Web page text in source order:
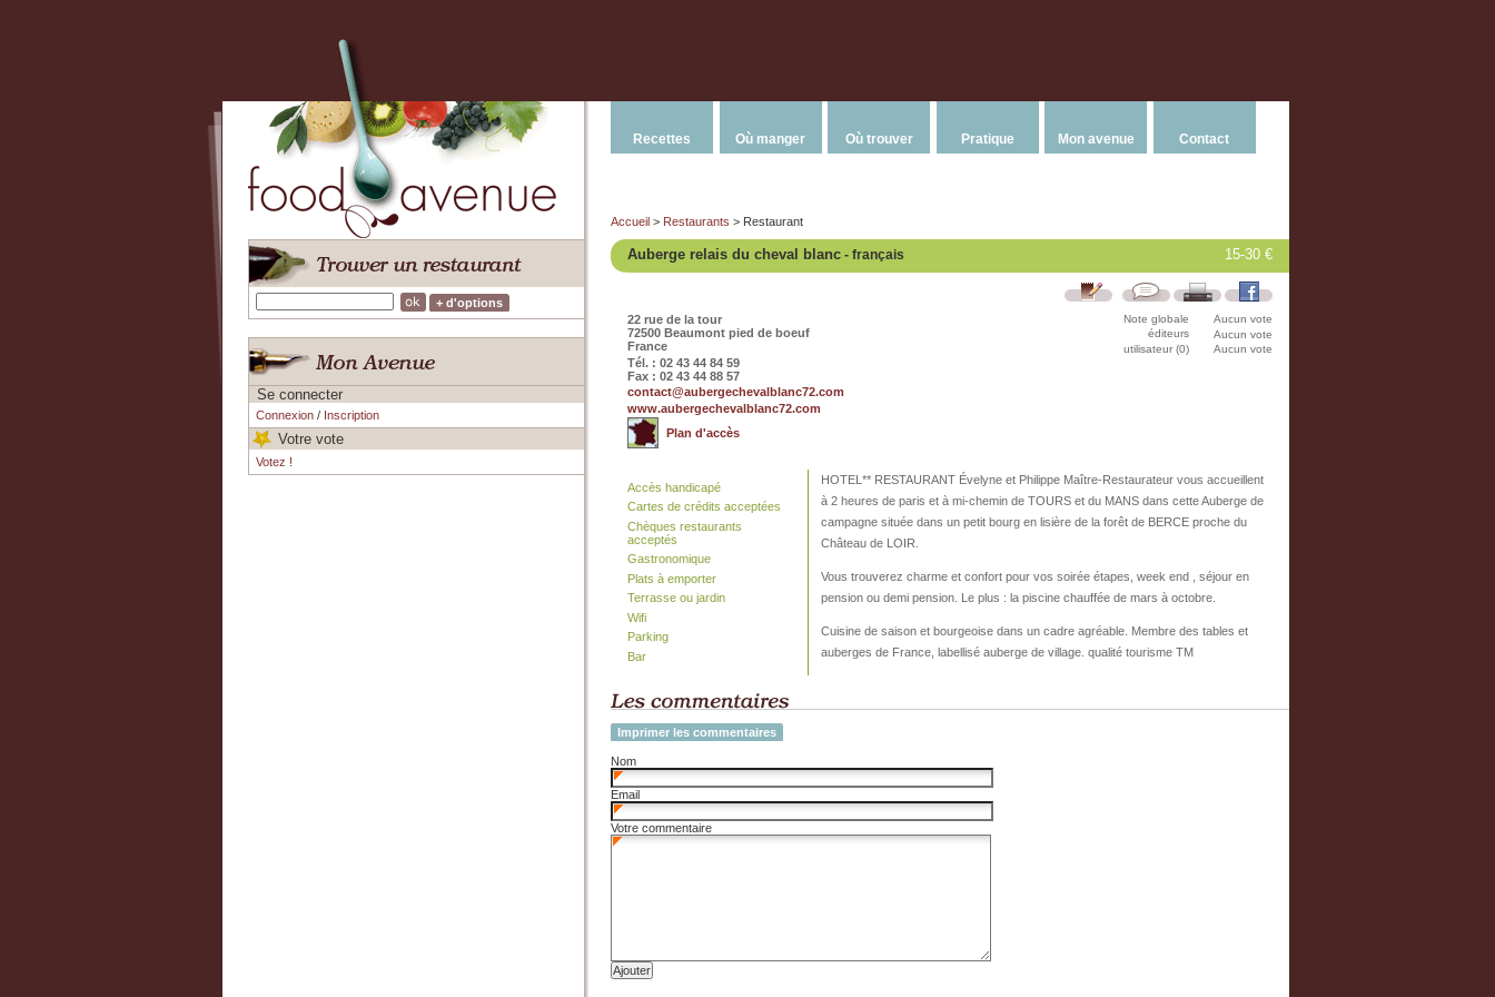
+ d'options
Se connecter
Connexion/ Inscription
Votre vote
Votez !
Recettes Où manger Où trouver Pratique Mon avenue Contact
Accueil > Restaurants > Restaurant
15-30 €
Auberge relais du cheval blanc - français
Note globale
Aucun vote
éditeurs
Aucun vote
utilisateur (0)
Aucun vote
22 rue de la tour
72500 Beaumont pied de boeuf
France
Tél. : 02 43 44 84 59
Fax : 02 43 44 88 57
contact@aubergechevalblanc72.com
www.aubergechevalblanc72.com
Plan d'accès
HOTEL** RESTAURANT Évelyne et Philippe Maître-Restaurateur vous accueillent
à 2 heures de paris et à mi-chemin de TOURS et du MANS dans cette Auberge de
campagne située dans un petit bourg en lisière de la forêt de BERCE proche du
Château de LOIR.
Vous trouverez charme et confort pour vos soirée étapes, week end , séjour en
pension ou demi pension. Le plus : la piscine chauffée de mars à octobre.
Cuisine de saison et bourgeoise dans un cadre agréable. Membre des tables et
auberges de France, labellisé auberge de village. qualité tourisme TM
Accès handicapé
Cartes de crédits acceptées
Chèques restaurants
acceptés
Gastronomique
Plats à emporter
Terrasse ou jardin
Wifi
Parking
Bar
Imprimer les commentaires
Nom
Email
Votre commentaire